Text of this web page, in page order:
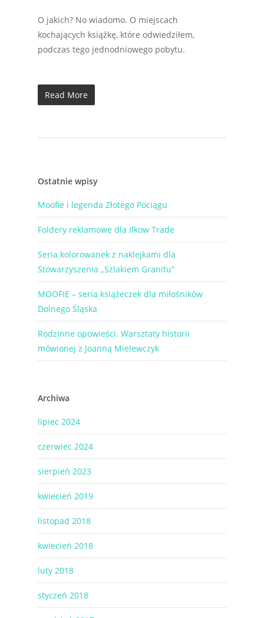
O jakich? No wiadomo. O miejscach
kochających książkę, które odwiedziłem,
podczas tego jednodniowego pobytu.
Read More
Ostatnie wpisy
Moofie i legenda Złotego Pociągu
Foldery reklamowe dla Ilkow Trade
Seria kolorowanek z naklejkami dla
Stowarzyszenia „Szlakiem Granitu”
MOOFIE – seria książeczek dla miłośników
Dolnego Śląska
Rodzinne opowieści. Warsztaty historii
mówionej z Joanną Mielewczyk
Archiwa
lipiec 2024
czerwiec 2024
sierpień 2023
kwiecień 2019
listopad 2018
kwiecień 2018
luty 2018
styczeń 2018